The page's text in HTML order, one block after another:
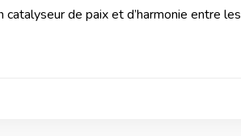
de paix et d’harmonie entre les